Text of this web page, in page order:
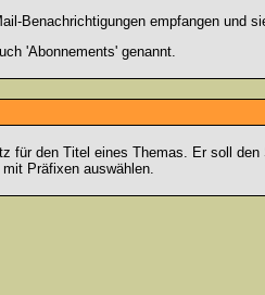
Benachrichtigungen empfangen und
'Abonnements' genannt.
für den Titel eines Themas. Er soll
Präfixen auswählen.